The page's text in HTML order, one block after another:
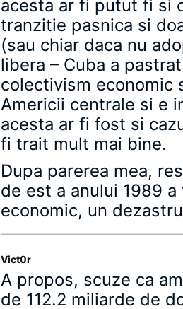
acesta ar fi putut fi si
tranzitie pasnica si
(sau chiar daca nu
libera – Cuba a
colectivism economic
Americii centrale si e
acesta ar fi fost si
fi trait mult mai bine.
Dupa parerea mea,
de est a anului 1989
economic, un
Vict0r
A propos, scuze ca
de 112.2 miliarde de